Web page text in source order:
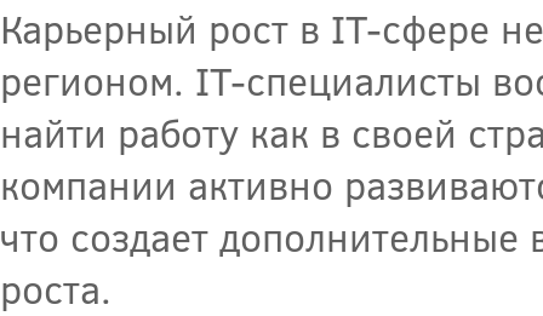
Карьерный рост в IT-сфере
регионом. IT-специалисты
найти работу как в своей
компании активно
что создает дополнительные
роста.